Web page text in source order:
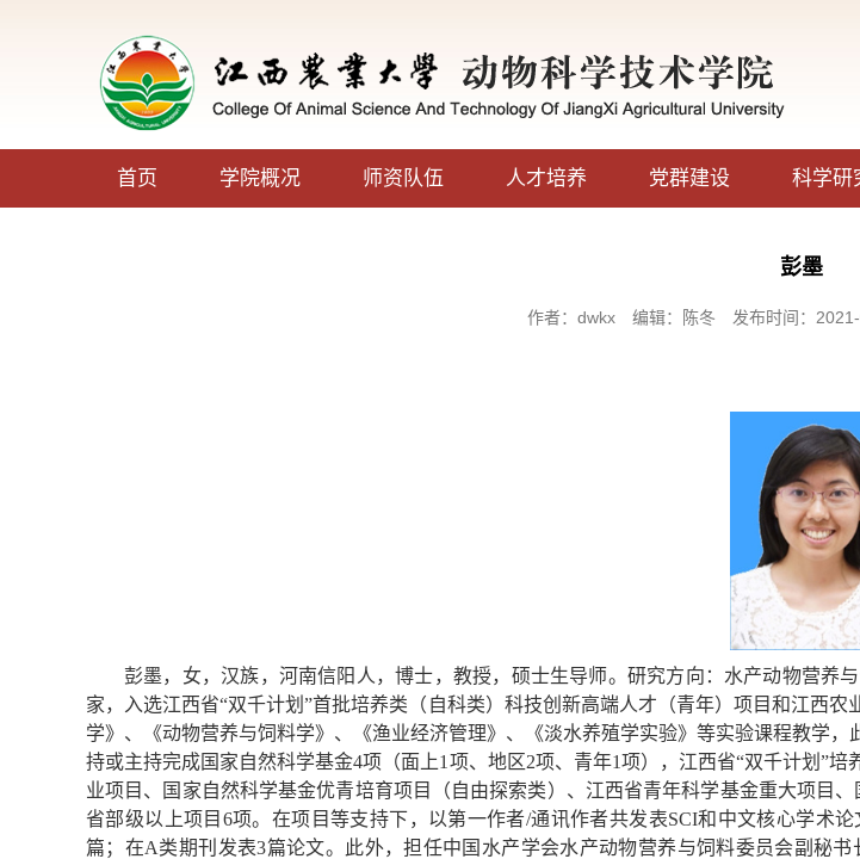
首页 学院概况 师资队伍 人才培养 党群建设 科学研
彭墨
作者：dwkx 编辑：陈冬 发布时间：
彭墨，女，汉族，河南信阳人，博士，教授，硕士生导师。研究方向：水产动物营养
家，入选江西省“双千计划”首批培养类（自科类）科技创新高端人才（青年）项目和江西
学》、《动物营养与饲料学》、《渔业经济管理》、《淡水养殖学实验》等实验课程教学
持或主持完成国家自然科学基金4项（面上1项、地区2项、青年1项），江西省“双千计划”
业项目、国家自然科学基金优青培育项目（自由探索类）、江西省青年科学基金重大项目
省部级以上项目6项。在项目等支持下，以第一作者/通讯作者共发表SCI和中文核心学术
篇；在A类期刊发表3篇论文。此外，担任中国水产学会水产动物营养与饲料委员会副秘